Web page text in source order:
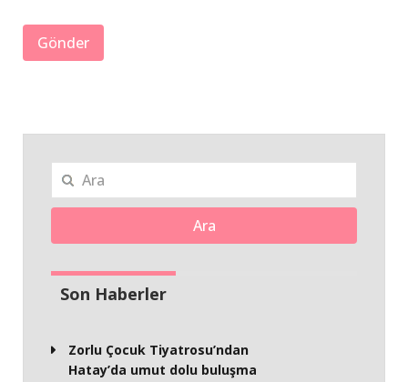
Ara
Son Haberler
Zorlu Çocuk Tiyatrosu’ndan
Hatay’da umut dolu buluşma